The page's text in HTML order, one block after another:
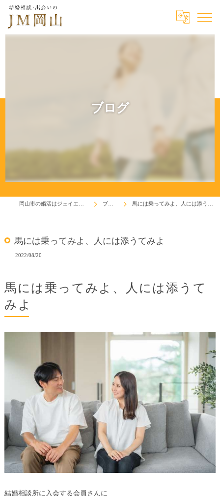
ブログ
ブログ 馬には乗ってみよ、人には添うてみよ
馬には乗ってみよ、人には添うてみよ
2022/08/20
馬には乗ってみよ、人には添うて
みよ
結婚相談所に入会する会員さんに